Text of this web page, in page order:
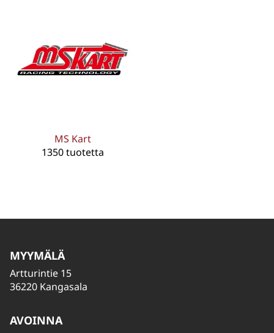
MS Kart
1350 tuotetta
MYYMÄLÄ
Artturintie 15
36220 Kangasala
AVOINNA